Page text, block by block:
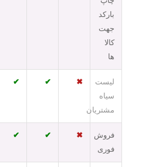
بارکد
جهت
کالا
ها
لیست
سیاه
مشتریان
✖
✔
✔
فروش
فوری
✖
✔
✔